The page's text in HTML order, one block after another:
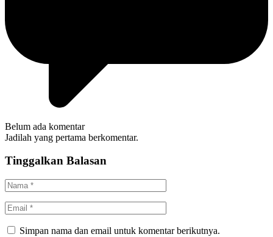
Belum ada komentar
Jadilah yang pertama berkomentar.
Tinggalkan Balasan
Simpan nama dan email untuk komentar berikutnya.